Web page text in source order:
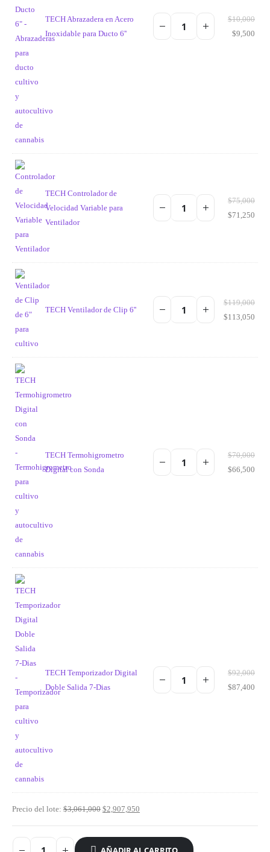
TECH Abrazadera en Acero
Inoxidable para Ducto 6''
$10,000
$9,500
TECH Controlador de
Velocidad Variable para
Ventilador
$75,000
$71,250
TECH Ventilador de Clip 6''
$119,000
$113,050
TECH Termohigrometro
Digital con Sonda
$70,000
$66,500
TECH Temporizador Digital
Doble Salida 7-Dias
$92,000
$87,400
Precio del lote: $3,061,000 $2,907,950